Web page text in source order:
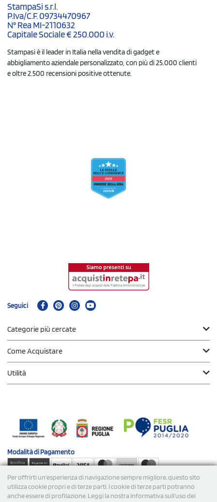
Per offrirti un'esperienza di navigazione sempre migliore, questo sito
utilizza cookie propri e di terze parti. I cookie di terze parti potranno
anche essere di profilazione. Leggi la nostra Informativa sull’uso dei
StampaSi s.r.l.
P.Iva/C.F. 09734470967
N° Rea MI-2110632
Capitale Sociale € 250.000 i.v.
Stampasi è il leader in Italia nella vendita di gadget e
abbigliamento aziendale personalizzato, con più di 25.000 clienti
e oltre 2.500 recensioni positive ottenute.
Seguici
Categorie più cercate
Come Acquistare
Utilità
Modalità diPagamento
Spedizioni